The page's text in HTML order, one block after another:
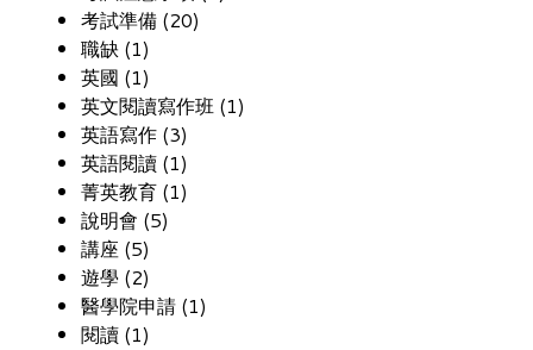
考試準備 (20)
職缺 (1)
英國 (1)
英文閱讀寫作班 (1)
英語寫作 (3)
英語閱讀 (1)
菁英教育 (1)
說明會 (5)
講座 (5)
遊學 (2)
醫學院申請 (1)
閱讀 (1)